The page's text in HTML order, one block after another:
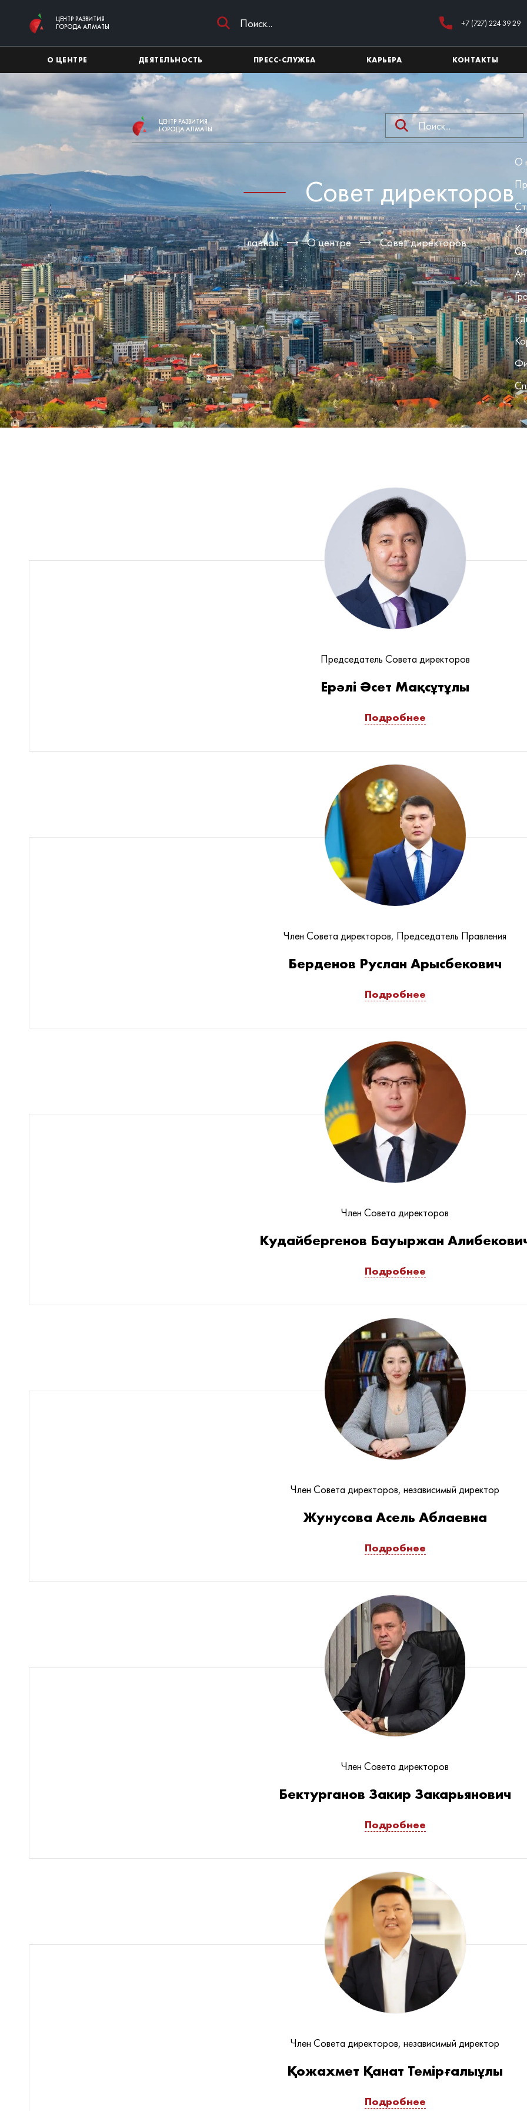
ЦЕНТР РАЗВИТИЯ
ГОРОДА АЛМАТЫ
+7 (727) 224 39 29
О ЦЕНТРЕ ДЕЯТЕЛЬНОСТЬ ПРЕСС-СЛУЖБА КАРЬЕРА КОНТАКТЫ
ЦЕНТР РАЗВИТИЯ
ГОРОДА АЛМАТЫ
Совет директоров
Главная О центре Совет директоров
О
Председатель Совета директоров
Ерәлі Әсет Мақсұтұлы
Подробнее
Член Совета директоров, Председатель Правления
Берденов Руслан Арысбекович
Подробнее
Член Совета директоров
Кудайбергенов Бауыржан
Подробнее
Член Совета директоров, независимый директор
Жунусова Асель Аблаевна
Подробнее
Член Совета директоров
Бектурганов Закир Закарьянович
Подробнее
Член Совета директоров, независимый директор
Қожахмет Қанат Темірғалыұлы
Подробнее